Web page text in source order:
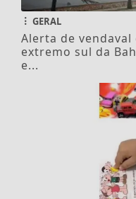
GERAL
Alerta de vendaval
extremo sul da
e...